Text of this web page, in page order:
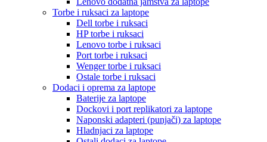
Torbe i ruksaci za laptope
Dell torbe i ruksaci
HP torbe i ruksaci
Lenovo torbe i ruksaci
Port torbe i ruksaci
Wenger torbe i ruksaci
Ostale torbe i ruksaci
Dodaci i oprema za laptope
Baterije za laptope
Dockovi i port replikatori za laptope
Naponski adapteri (punjači) za laptope
Hladnjaci za laptope